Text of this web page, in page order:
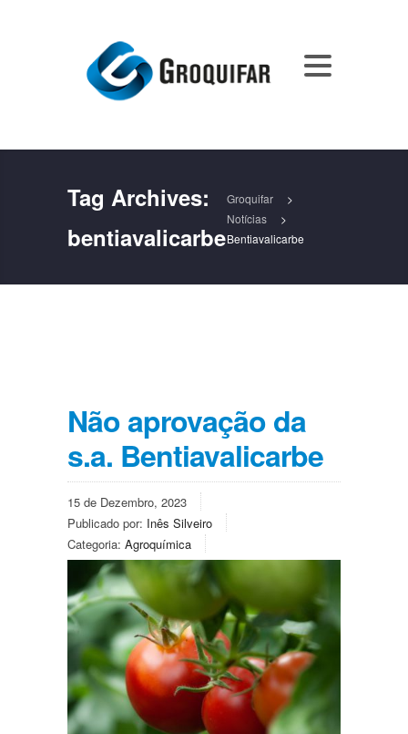
Tag Archives:
bentiavalicarbe
Groquifar
>
Notícias
>
Bentiavalicarbe
Não aprovação da
s.a. Bentiavalicarbe
15 de Dezembro, 2023
Publicado por: Inês Silveiro
Categoria: Agroquímica